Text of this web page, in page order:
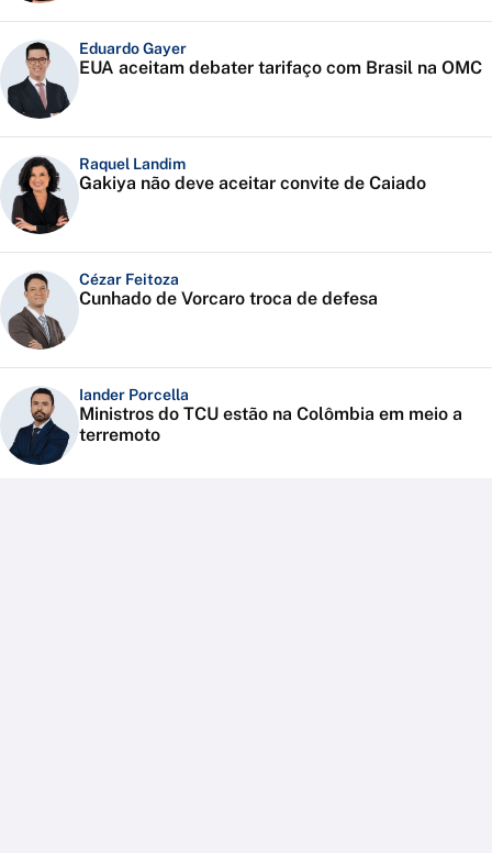
Eduardo Gayer
EUA aceitam debater tarifaço com Brasil na OMC
Raquel Landim
Gakiya não deve aceitar convite de Caiado
Cézar Feitoza
Cunhado de Vorcaro troca de defesa
Iander Porcella
Ministros do TCU estão na Colômbia em meio a
terremoto